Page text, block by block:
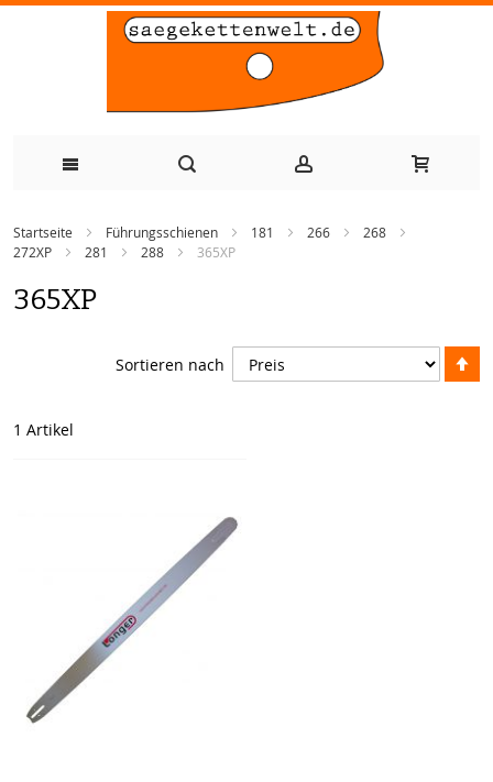
Inhalt
springen
Startseite Führungsschienen 181 266
268
272XP
281 288 365XP
365XP
1 Artikel
Sortieren nach